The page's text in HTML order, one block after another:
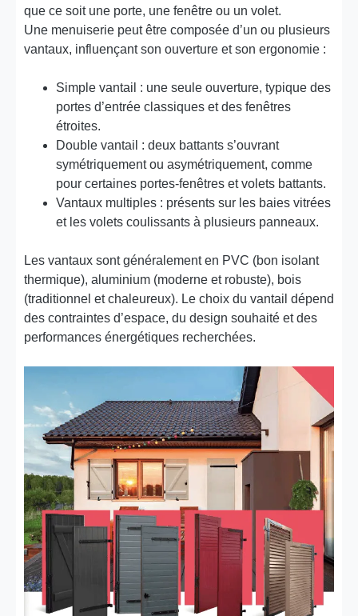
que ce soit une porte, une fenêtre ou un volet.
Une menuiserie peut être composée d’un ou plusieurs
vantaux, influençant son ouverture et son ergonomie :
Simple vantail : une seule ouverture, typique des
portes d’entrée classiques et des fenêtres
étroites.
Double vantail : deux battants s’ouvrant
symétriquement ou asymétriquement, comme
pour certaines portes-fenêtres et volets battants.
Vantaux multiples : présents sur les baies vitrées
et les volets coulissants à plusieurs panneaux.
Les vantaux sont généralement en PVC (bon isolant
thermique), aluminium (moderne et robuste), bois
(traditionnel et chaleureux). Le choix du vantail dépend
des contraintes d’espace, du design souhaité et des
performances énergétiques recherchées.